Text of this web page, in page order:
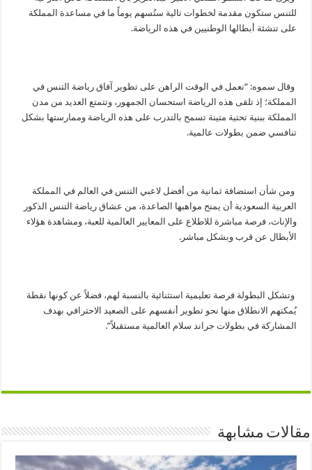
للتنس ستكون مقدمة لخطوات تالية ستُسهم يوماً ما في مساعدة المملكة
على تنشئة أبطالها الوطنيين في هذه الرياضة.
وقال سموه: “نعمل في الوقت الراهن على تطوير آفاق رياضة التنس في
المملكة؛ إذ تلقى هذه الرياضة استحسان الجمهور، وتتمتع العديد من مدن
المملكة ببنية تحتية متينة تسمح بالتدرب على هذه الرياضة وممارستها بشكل
تنافسي ضمن بطولات عالمية.
ومن شأن استضافة ثمانية من أفضل لاعبي التنس في العالم في المملكة
العربية السعودية أن يمنح مواهبها الصاعدة، من عشاق رياضة التنس الذكور
والإناث، فرصة مباشرة للاطلاع على المعايير العالمية للعبة، ومشاهدة هؤلاء
الأبطال عن قرب وبشكل مباشر.
وتشكل البطولة فرصة تعليمية استثنائية بالنسبة لهم، فضلاً عن كونها نقطة
يُمكنهم الانطلاق منها نحو تطوير أنفسهم على الصعيد الاحترافي بهدف
المشاركة في بطولات جراند سلام العالمية مستقبلاً”.
مقالات مشابهة